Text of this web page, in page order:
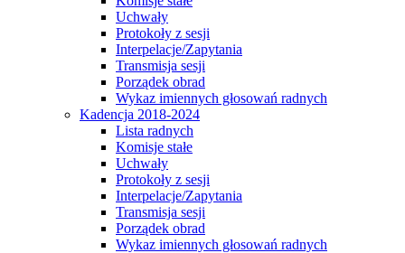
Uchwały
Protokoły z sesji
Interpelacje/Zapytania
Transmisja sesji
Porządek obrad
Wykaz imiennych głosowań radnych
Kadencja 2018-2024
Lista radnych
Komisje stałe
Uchwały
Protokoły z sesji
Interpelacje/Zapytania
Transmisja sesji
Porządek obrad
Wykaz imiennych głosowań radnych